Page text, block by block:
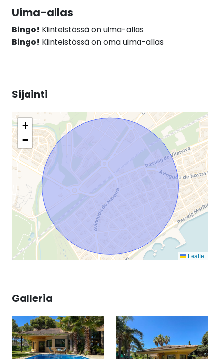
Uima-allas
Bingo! Kiinteistössä on uima-allas
Bingo! Kiinteistössä on oma uima-allas
Sijainti
+
−
Leaflet
Galleria